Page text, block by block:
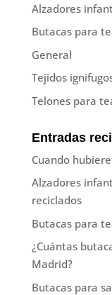
Alzadores
Butacas para
General
Tejidos
Telones para
Entradas
Cuando
Alzadores
reciclados
Butacas para
¿Cuántas
Madrid?
Butacas para